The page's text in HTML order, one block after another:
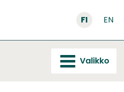
FI EN
Valikko